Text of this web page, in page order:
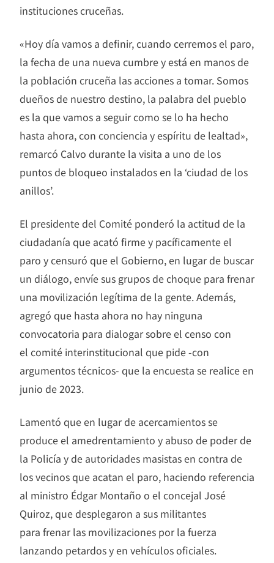
instituciones cruceñas.
«Hoy día vamos a definir, cuando cerremos el paro,
la fecha de una nueva cumbre y está en manos de
la población cruceña las acciones a tomar. Somos
dueños de nuestro destino, la palabra del pueblo
es la que vamos a seguir como se lo ha hecho
hasta ahora, con conciencia y espíritu de lealtad»,
remarcó Calvo durante la visita a uno de los
puntos de bloqueo instalados en la ‘ciudad de los
anillos’.
El presidente del Comité ponderó la actitud de la
ciudadanía que acató firme y pacíficamente el
paro y censuró que el Gobierno, en lugar de buscar
un diálogo, envíe sus grupos de choque para frenar
una movilización legítima de la gente. Además,
agregó que hasta ahora no hay ninguna
convocatoria para dialogar sobre el censo con
el comité interinstitucional que pide -con
argumentos técnicos- que la encuesta se realice en
junio de 2023.
Lamentó que en lugar de acercamientos se
produce el amedrentamiento y abuso de poder de
la Policía y de autoridades masistas en contra de
los vecinos que acatan el paro, haciendo referencia
al ministro Édgar Montaño o el concejal José
Quiroz, que desplegaron a sus militantes
para frenar las movilizaciones por la fuerza
lanzando petardos y en vehículos oficiales.